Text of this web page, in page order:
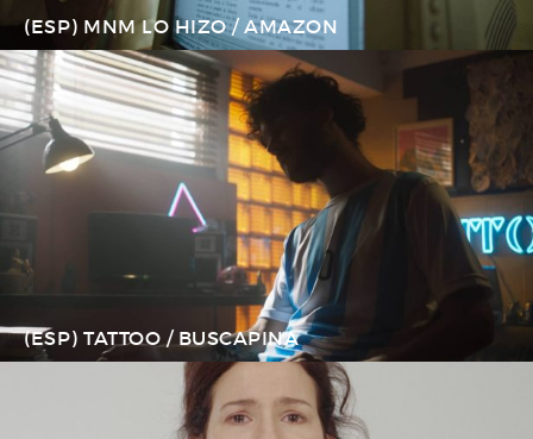
(ESP) MNM LO HIZO / AMAZON
(ESP) TATTOO / BUSCAPINA